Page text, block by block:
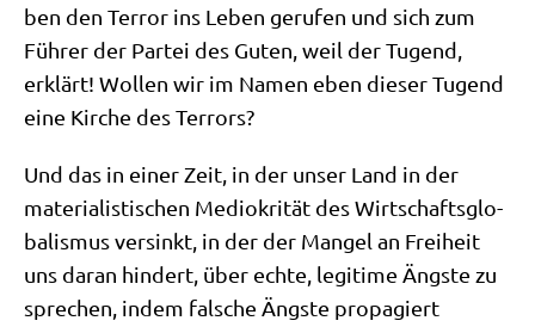
ben den Ter­ror ins Leben geru­fen und sich zum
Füh­rer der Par­tei des Guten, weil der Tugend,
erklärt! Wol­len wir im Namen eben die­ser Tugend
eine Kir­che des Terrors?
Und das in einer Zeit, in der unser Land in der
mate­ria­li­sti­schen Medio­kri­tät des Wirt­schafts­glo­
ba­lis­mus ver­sinkt, in der der Man­gel an Frei­heit
uns dar­an hin­dert, über ech­te, legi­ti­me Äng­ste zu
spre­chen, indem fal­sche Äng­ste pro­pa­giert